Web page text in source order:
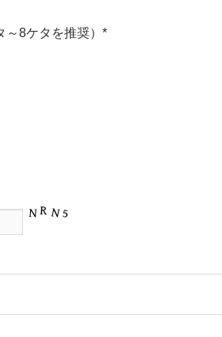
8ケタを推奨） *